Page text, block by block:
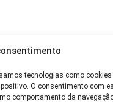
tecnologias como cookies
O consentimento com
comportamento da